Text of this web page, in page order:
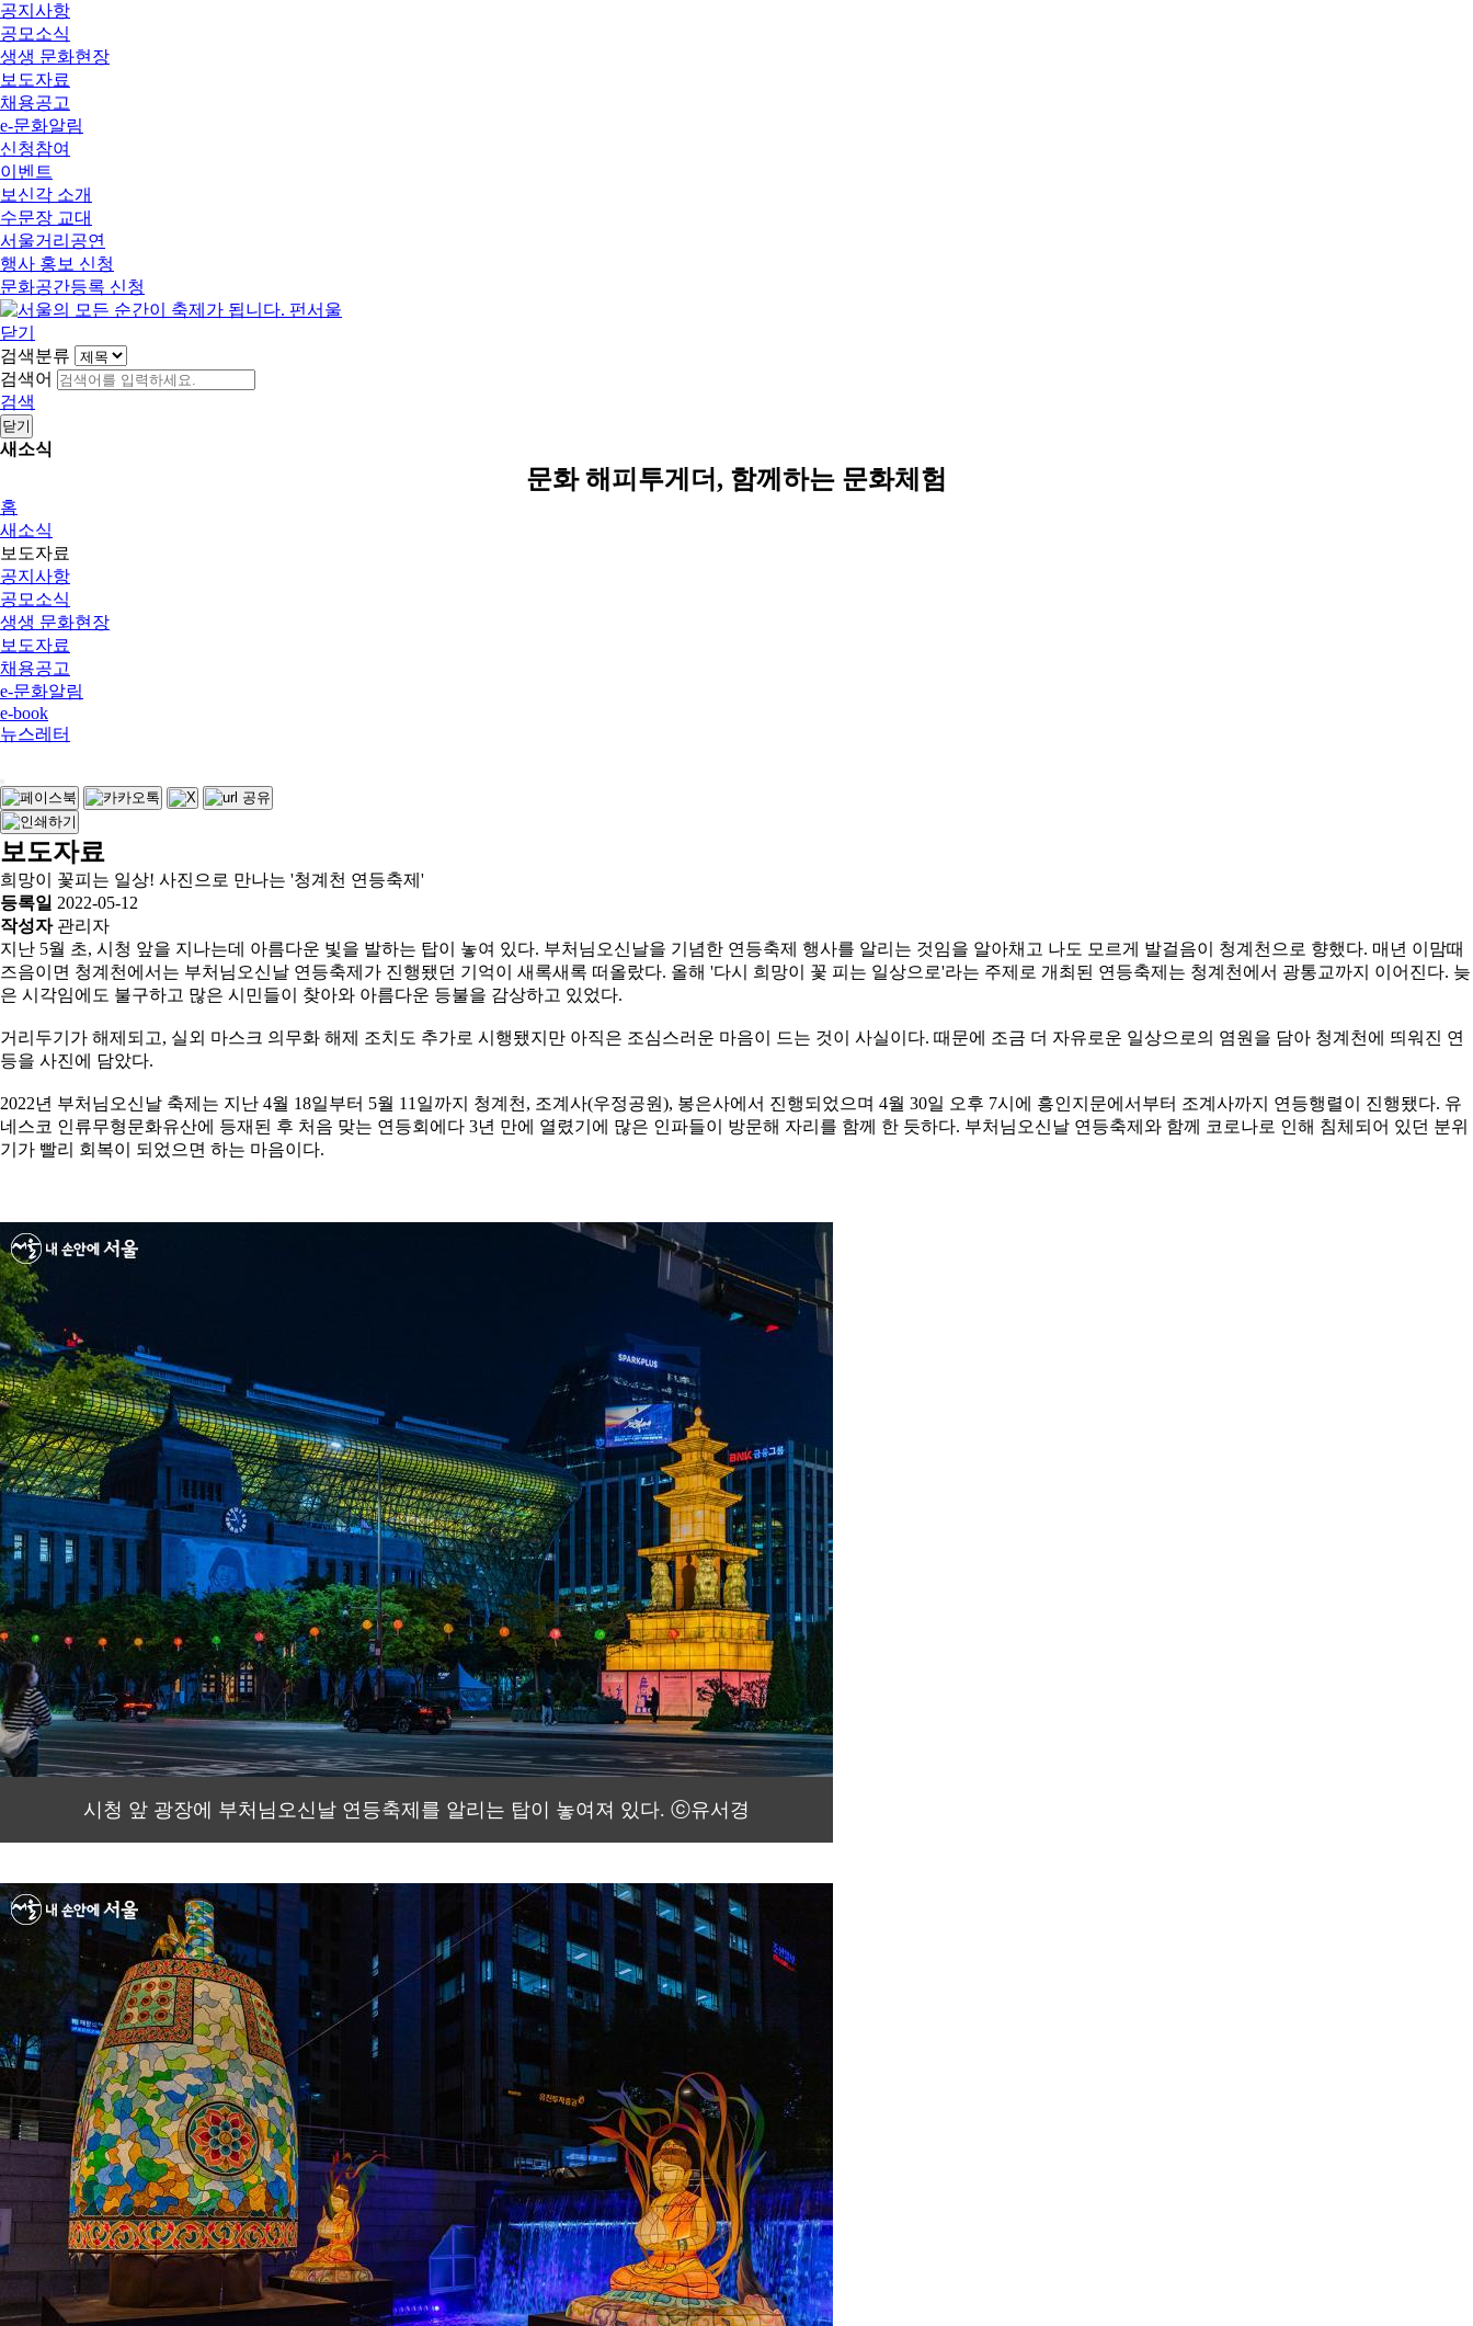
공지사항
공모소식
생생 문화현장
보도자료
채용공고
e-문화알림
신청참여
이벤트
보신각 소개
수문장 교대
서울거리공연
행사 홍보 신청
문화공간등록 신청
닫기
검색분류
검색어
검색
닫기
새소식
문화 해피투게더, 함께하는 문화체험
홈
새소식
보도자료
공지사항
공모소식
생생 문화현장
보도자료
채용공고
e-문화알림
e-book
뉴스레터
보도자료
희망이 꽃피는 일상! 사진으로 만나는 '청계천 연등축제'
등록일 2022-05-12
작성자 관리자
지난 5월 초, 시청 앞을 지나는데 아름다운 빛을 발하는 탑이 놓여 있다. 부처님오신날을 기념한 연등축제 행사를 알리는 것임을 알아채고 나도 모르게 발걸음이 청계천으로 향했다. 매년 이맘때
즈음이면 청계천에서는 부처님오신날 연등축제가 진행됐던 기억이 새록새록 떠올랐다. 올해 '다시 희망이 꽃 피는 일상으로'라는 주제로 개최된 연등축제는 청계천에서 광통교까지 이어진다. 늦
은 시각임에도 불구하고 많은 시민들이 찾아와 아름다운 등불을 감상하고 있었다.
거리두기가 해제되고, 실외 마스크 의무화 해제 조치도 추가로 시행됐지만 아직은 조심스러운 마음이 드는 것이 사실이다. 때문에 조금 더 자유로운 일상으로의 염원을 담아 청계천에 띄워진 연
등을 사진에 담았다.
2022년 부처님오신날 축제는 지난 4월 18일부터 5월 11일까지 청계천, 조계사(우정공원), 봉은사에서 진행되었으며 4월 30일 오후 7시에 흥인지문에서부터 조계사까지 연등행렬이 진행됐다. 유
네스코 인류무형문화유산에 등재된 후 처음 맞는 연등회에다 3년 만에 열렸기에 많은 인파들이 방문해 자리를 함께 한 듯하다. 부처님오신날 연등축제와 함께 코로나로 인해 침체되어 있던 분위
기가 빨리 회복이 되었으면 하는 마음이다.
시청 앞 광장에 부처님오신날 연등축제를 알리는 탑이 놓여져 있다. ⓒ유서경